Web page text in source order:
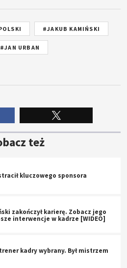
#JAKUB KAMIŃSKI
#JAN URBAN
też
kluczowego sponsora
zakończył karierę. Zobacz jego
interwencje w kadrze [WIDEO]
kadry wybrany. Był mistrzem